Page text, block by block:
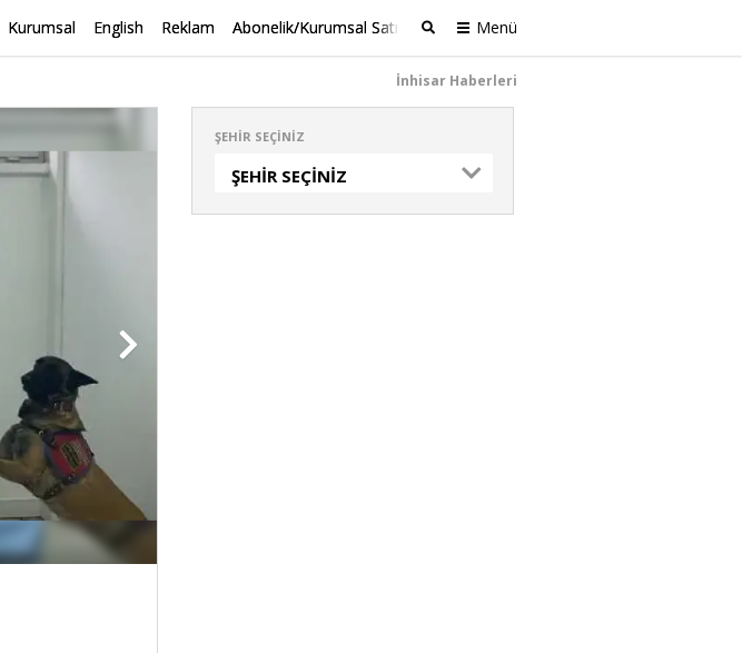
Kurumsal English Reklam Abonelik/Kurumsal Satış Menü
Ara
İnhisar Haberleri
ŞEHIR SEÇINIZ
ŞEHIR SEÇINIZ